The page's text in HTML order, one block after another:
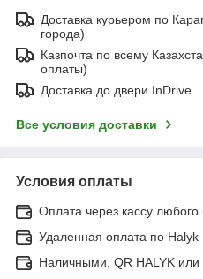
Доставка курьером по
города)
Казпочта по всему
оплаты)
Доставка до двери InDrive
Все условия доставки
Условия оплаты
Оплата через кассу любого
Удаленная оплата по Halyk
Наличными, QR HALYK или